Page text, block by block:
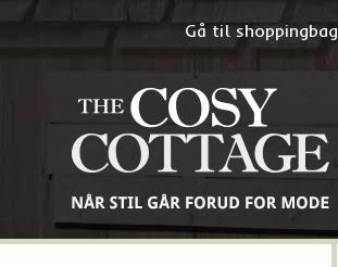
Gå til shoppingbag